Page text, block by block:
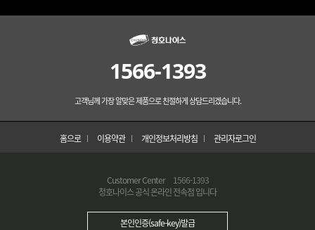
1566-1393
고객님께 가장 알맞은 제품으로 친절하게 상담드리겠습니다.
홈으로 이용약관 개인정보처리방침 관리자로그인
Customer Center
1566-1393
청호나이스 공식 온라인 전속점 입니다
본인인증(safe-key)발급